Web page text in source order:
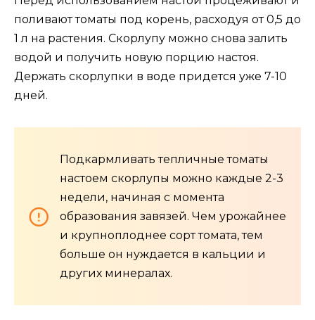
поливают томаты под корень, расходуя от 0,5 до
1 л на растения. Скорлупу можно снова залить
водой и получить новую порцию настоя.
Держать скорлупки в воде придется уже 7-10
дней.
Подкармливать тепличные томаты
настоем скорлупы можно каждые 2-3
недели, начиная с момента
образования завязей. Чем урожайнее
и крупноплоднее сорт томата, тем
больше он нуждается в кальции и
других минералах.